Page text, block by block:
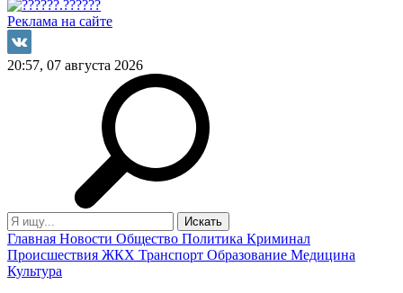
Реклама на сайте
20:57, 07 августа 2026
Главная Новости Общество Политика Криминал
Происшествия ЖКХ Транспорт Образование Медицина
Культура